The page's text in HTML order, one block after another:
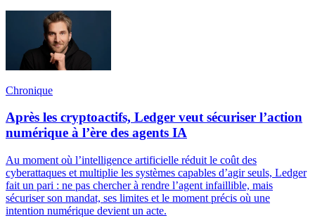
Chronique
Après les cryptoactifs, Ledger veut sécuriser l’action
numérique à l’ère des agents IA
Au moment où l’intelligence artificielle réduit le coût des
cyberattaques et multiplie les systèmes capables d’agir seuls, Ledger
fait un pari : ne pas chercher à rendre l’agent infaillible, mais
sécuriser son mandat, ses limites et le moment précis où une
intention numérique devient un acte.